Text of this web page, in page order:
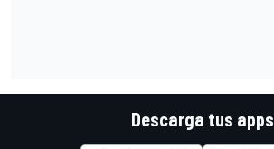
Descarga tus apps